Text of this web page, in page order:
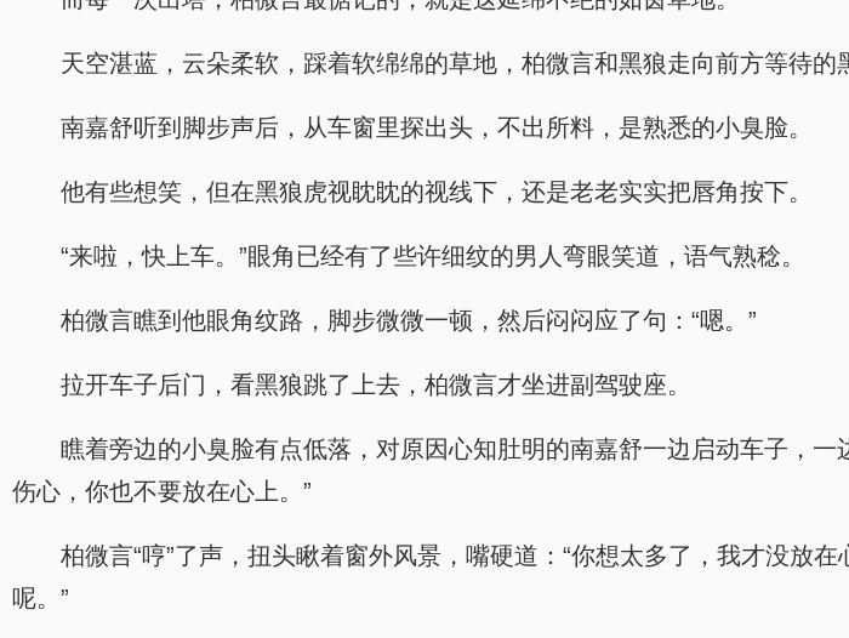
天空湛蓝，云朵柔软，踩着软绵绵的草地，柏微言和黑狼走向前方等待的
南嘉舒听到脚步声后，从车窗里探出头，不出所料，是熟悉的小臭脸。
他有些想笑，但在黑狼虎视眈眈的视线下，还是老老实实把唇角按下。
“来啦，快上车。”眼角已经有了些许细纹的男人弯眼笑道，语气熟稔。
柏微言瞧到他眼角纹路，脚步微微一顿，然后闷闷应了句：“嗯。”
拉开车子后门，看黑狼跳了上去，柏微言才坐进副驾驶座。
瞧着旁边的小臭脸有点低落，对原因心知肚明的南嘉舒一边启动车子，
伤心，你也不要放在心上。”
柏微言“哼”了声，扭头瞅着窗外风景，嘴硬道：“你想太多了，我才没放
呢。”